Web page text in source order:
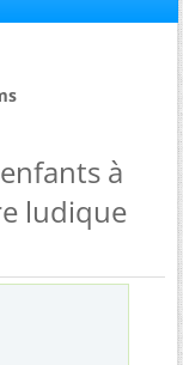
à
ludique